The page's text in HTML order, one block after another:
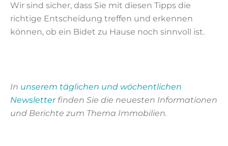
Wir sind sicher, dass Sie mit diesen Tipps die
richtige Entscheidung treffen und erkennen
können, ob ein Bidet zu Hause noch sinnvoll ist.
In unserem täglichen und wöchentlichen
Newsletterfinden Sie die neuesten Informationen
und Berichte zum Thema Immobilien.